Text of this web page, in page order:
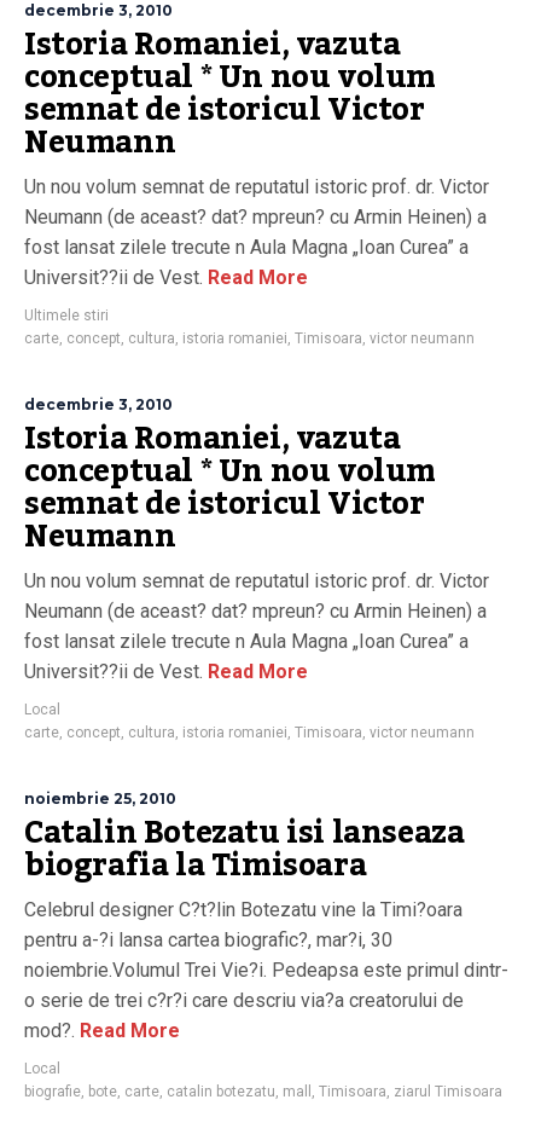
decembrie 3, 2010
Istoria Romaniei, vazuta
conceptual * Un nou volum
semnat de istoricul Victor
Neumann
Un nou volum semnat de reputatul istoric prof. dr. Victor
Neumann (de aceast? dat? mpreun? cu Armin Heinen) a
fost lansat zilele trecute n Aula Magna „Ioan Curea” a
Universit??ii de Vest. Read More
Ultimele stiri
carte, concept, cultura, istoria romaniei, Timisoara, victor neumann
decembrie 3, 2010
Istoria Romaniei, vazuta
conceptual * Un nou volum
semnat de istoricul Victor
Neumann
Un nou volum semnat de reputatul istoric prof. dr. Victor
Neumann (de aceast? dat? mpreun? cu Armin Heinen) a
fost lansat zilele trecute n Aula Magna „Ioan Curea” a
Universit??ii de Vest. Read More
Local
carte, concept, cultura, istoria romaniei, Timisoara, victor neumann
noiembrie 25, 2010
Catalin Botezatu isi lanseaza
biografia la Timisoara
Celebrul designer C?t?lin Botezatu vine la Timi?oara
pentru a-?i lansa cartea biografic?, mar?i, 30
noiembrie.Volumul Trei Vie?i. Pedeapsa este primul dintr-
o serie de trei c?r?i care descriu via?a creatorului de
mod?. Read More
Local
biografie, bote, carte, catalin botezatu, mall , Timisoara, ziarul Timisoara